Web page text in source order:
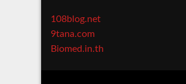
108blog.net
9tana.com
Biomed.in.th